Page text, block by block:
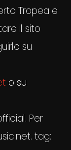
Tropea e
il sito
su
o su
Per
tag: